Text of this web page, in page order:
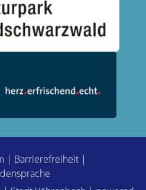
| Barrierefreiheit |